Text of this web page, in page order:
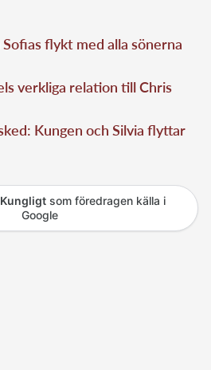
Sofias flykt med alla sönerna
verkliga relation till Chris
Kungen och Silvia flyttar
som föredragen källa i
Google